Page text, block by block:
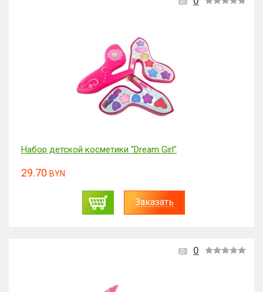
Набор детской косметики "Dream Girl"
29.70 BYN
Заказать
0